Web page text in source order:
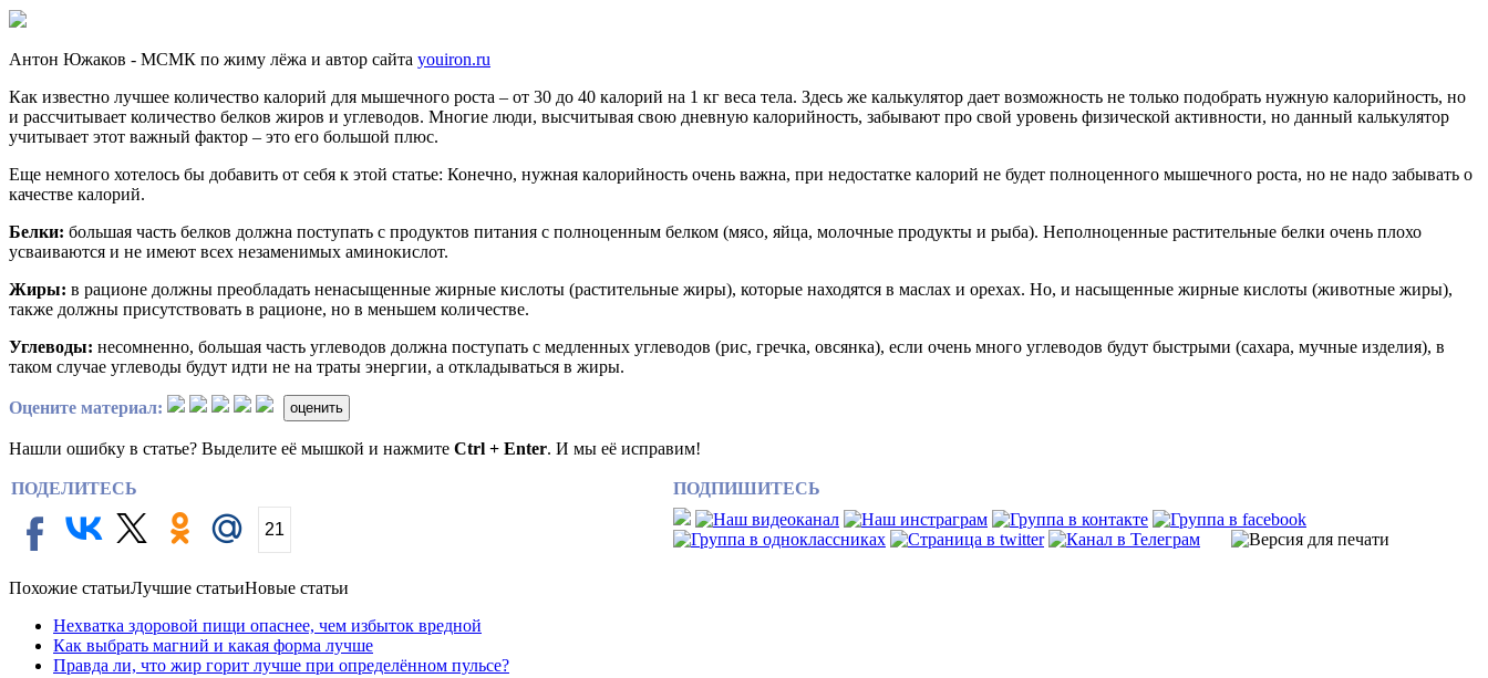
Антон Южаков - МСМК по жиму лёжа и автор сайта youiron.ru
Как известно лучшее количество калорий для мышечного роста – от 30 до 40 калорий на 1 кг веса тела. Здесь же калькулятор дает возможность не только подобрать нужную калорийность, но
и рассчитывает количество белков жиров и углеводов. Многие люди, высчитывая свою дневную калорийность, забывают про свой уровень физической активности, но данный калькулятор
учитывает этот важный фактор – это его большой плюс.
Еще немного хотелось бы добавить от себя к этой статье: Конечно, нужная калорийность очень важна, при недостатке калорий не будет полноценного мышечного роста, но не надо забывать о
качестве калорий.
Белки: большая часть белков должна поступать с продуктов питания с полноценным белком (мясо, яйца, молочные продукты и рыба). Неполноценные растительные белки очень плохо
усваиваются и не имеют всех незаменимых аминокислот.
Жиры: в рационе должны преобладать ненасыщенные жирные кислоты (растительные жиры), которые находятся в маслах и орехах. Но, и насыщенные жирные кислоты (животные жиры),
также должны присутствовать в рационе, но в меньшем количестве.
Углеводы: несомненно, большая часть углеводов должна поступать с медленных углеводов (рис, гречка, овсянка), если очень много углеводов будут быстрыми (сахара, мучные изделия), в
таком случае углеводы будут идти не на траты энергии, а откладываться в жиры.
Оцените материал: оценить
Нашли ошибку в статье? Выделите её мышкой и нажмите Ctrl + Enter. И мы её исправим!
ПОДЕЛИТЕСЬ ПОДПИШИТЕСЬ
21
Похожие статьиЛучшие статьиНовые статьи
Нехватка здоровой пищи опаснее, чем избыток вредной
Как выбрать магний и какая форма лучше
Правда ли, что жир горит лучше при определённом пульсе?